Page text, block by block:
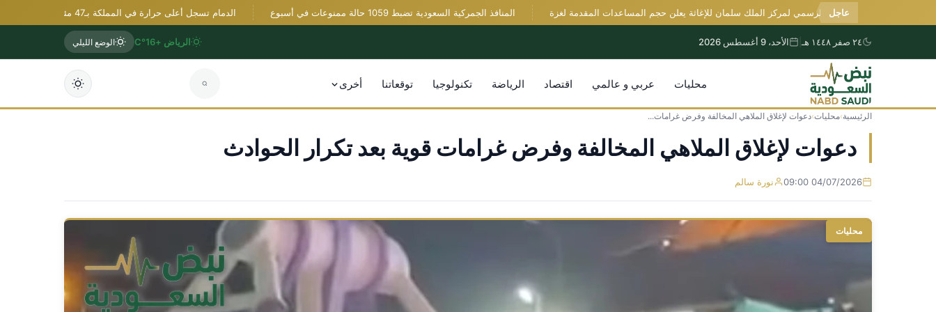
عاجل
المتحدث الرسمي لمركز الملك سلمان للإغاثة يعلن حجم المساعدات المقدمة لغزة المنافذ الجمركية السعودية تضبط 1059 حالة ممنوعات في أسبوع الدمام تسجل أعلى حرارة في المملكة بـ47 مئوية وأبها الأدنى بـ20 مئوية
٢٤ صفر ١٤٤٨ هـ الأحد، 9 أغسطس 2026 الرياض +16°C الوضع الليلي
محليات عربي و عالمي اقتصاد الرياضة تكنولوجيا توقعاتنا أخرى
الرئيسية›محليات›دعوات لإغلاق الملاهي المخالفة وفرض غرامات...
دعوات لإغلاق الملاهي المخالفة وفرض غرامات قوية بعد تكرار الحوادث
04/07/2026 09:00 نورة سالم
محليات